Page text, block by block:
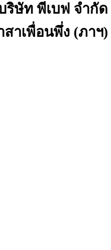
ริษัท พีเบฟ จำ
าเพื่อนพึ่ง (ภาฯ